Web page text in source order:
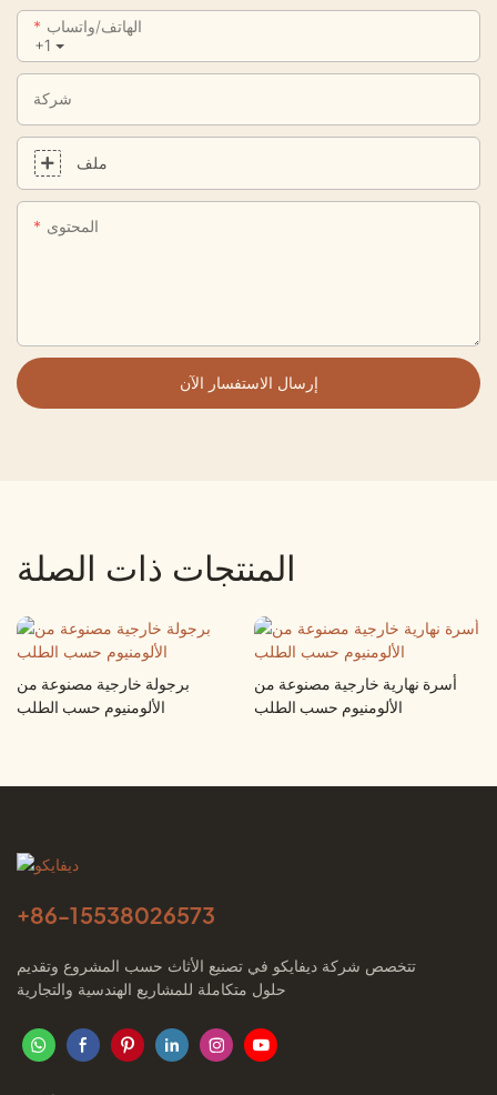
+1
الهاتف/واتساب
شركة
ملف
المحتوى
إرسال الاستفسار الآن
المنتجات ذات الصلة
برجولة خارجية مصنوعة من
الألومنيوم حسب الطلب
أسرة نهارية خارجية مصنوعة من
الألومنيوم حسب الطلب
+86-15538026573
تتخصص شركة ديفايكو في تصنيع الأثاث حسب المشروع وتقديم
حلول متكاملة للمشاريع الهندسية والتجارية